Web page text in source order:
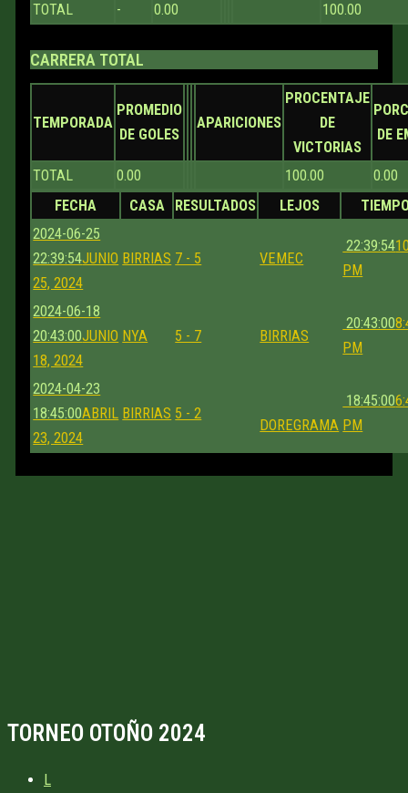
TOTAL
- 0.00 100.00
CARRERA TOTAL
TEMPORADA
PROMEDIO
DE GOLES
APARICIONES
PROCENTAJE
DE
VICTORIAS
DE
TOTAL 0.00 100.00
0.00
FECHA
CASA RESULTADOS LEJOS
2024-06-25
22:39:54JUNIO
25, 2024
BIRRIAS 7 - 5 VEMEC
22:39:54
PM
2024-06-18
20:43:00JUNIO
18, 2024
NYA 5 - 7 BIRRIAS
20:43:00
PM
2024-04-23
18:45:00ABRIL
23, 2024
BIRRIAS 5 - 2
DOREGRAMA
18:45:00
PM
TORNEO OTOÑO 2024
L